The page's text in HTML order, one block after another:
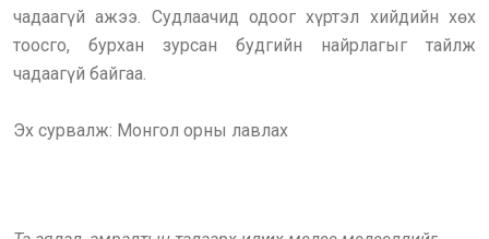
чадаагүй ажээ. Судлаачид одоог хүртэл хийдийн хөх
тоосго, бурхан зурсан будгийн найрлагыг тайлж
чадаагүй байгаа.
Эх сурвалж: Монгол орны лавлах